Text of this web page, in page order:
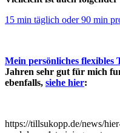
15 min täglich oder 90 min
Mein persönliches flexibles
Jahren sehr gut für mich
ebenfalls, siehe hier:
https://tillsukopp.de/news/